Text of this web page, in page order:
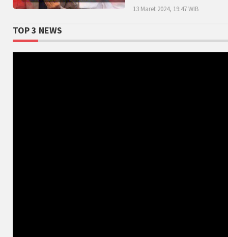
13 Maret 2024, 19:47 WIB
TOP 3 NEWS